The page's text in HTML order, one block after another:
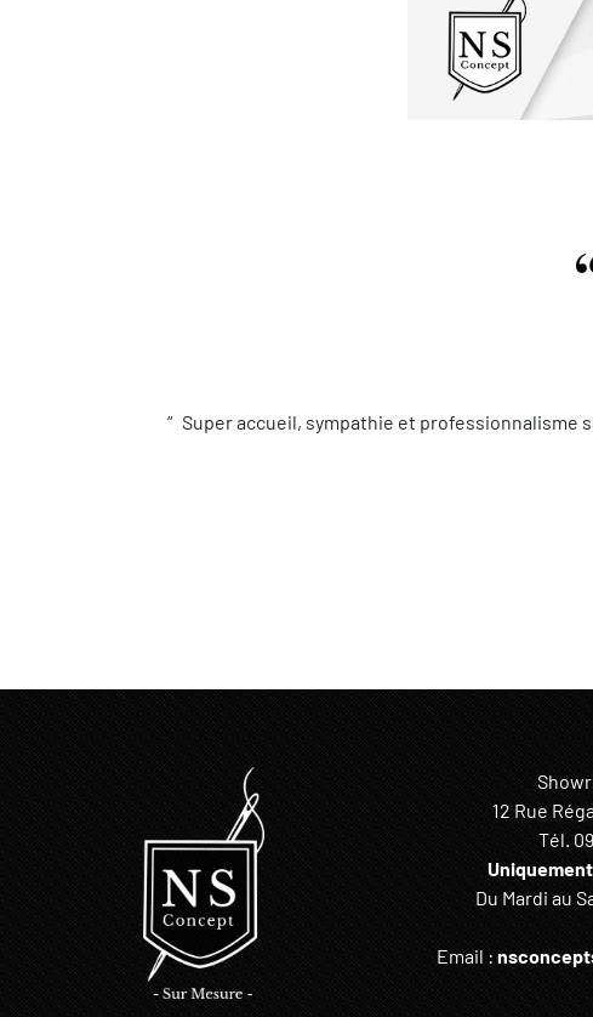
Super accueil, sympathie et professionnalisme
12 Rue
Tél.
Du Mardi au
Email :